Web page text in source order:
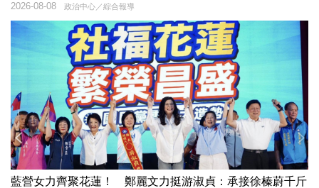
政治中心／綜合報導
2026-08-08
藍營女力齊聚花蓮！ 鄭麗文力挺游淑貞：承接徐榛蔚千斤